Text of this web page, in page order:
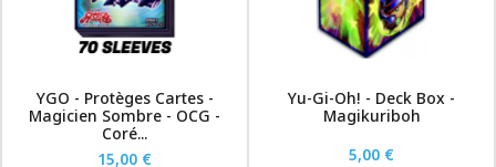
YGO - Protèges Cartes -
Magicien Sombre - OCG -
Coré...
15,00 €
Yu-Gi-Oh! - Deck Box -
Magikuriboh
5,00 €